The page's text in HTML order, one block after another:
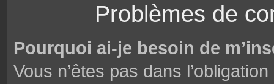
Problèmes de
Pourquoi ai-je besoin de
Vous n’êtes pas dans